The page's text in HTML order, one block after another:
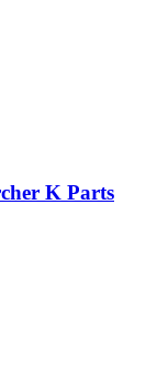
K Parts